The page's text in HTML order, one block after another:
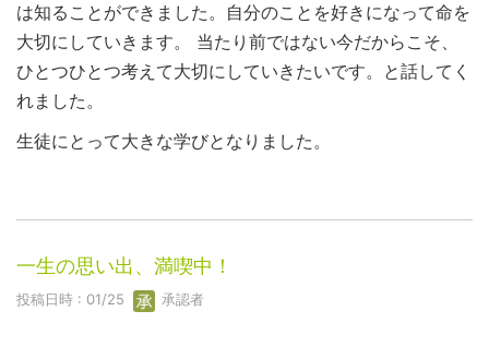
は知ることができました。自分のことを好きになって命を
大切にしていきます。 当たり前ではない今だからこそ、
ひとつひとつ考えて大切にしていきたいです。と話してく
れました。
生徒にとって大きな学びとなりました。
一生の思い出、満喫中！
投稿日時 : 01/25 承認者